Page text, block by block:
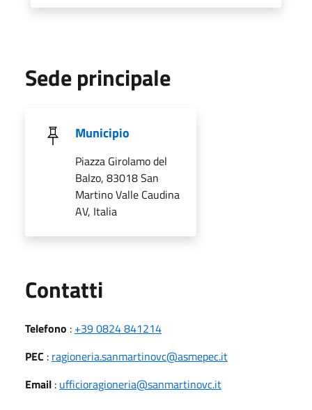
Sede principale
Municipio
Piazza Girolamo del
Balzo, 83018 San
Martino Valle Caudina
AV, Italia
Contatti
Telefono : +39 0824 841214
PEC : ragioneria.sanmartinovc@asmepec.it
Email : ufficioragioneria@sanmartinovc.it